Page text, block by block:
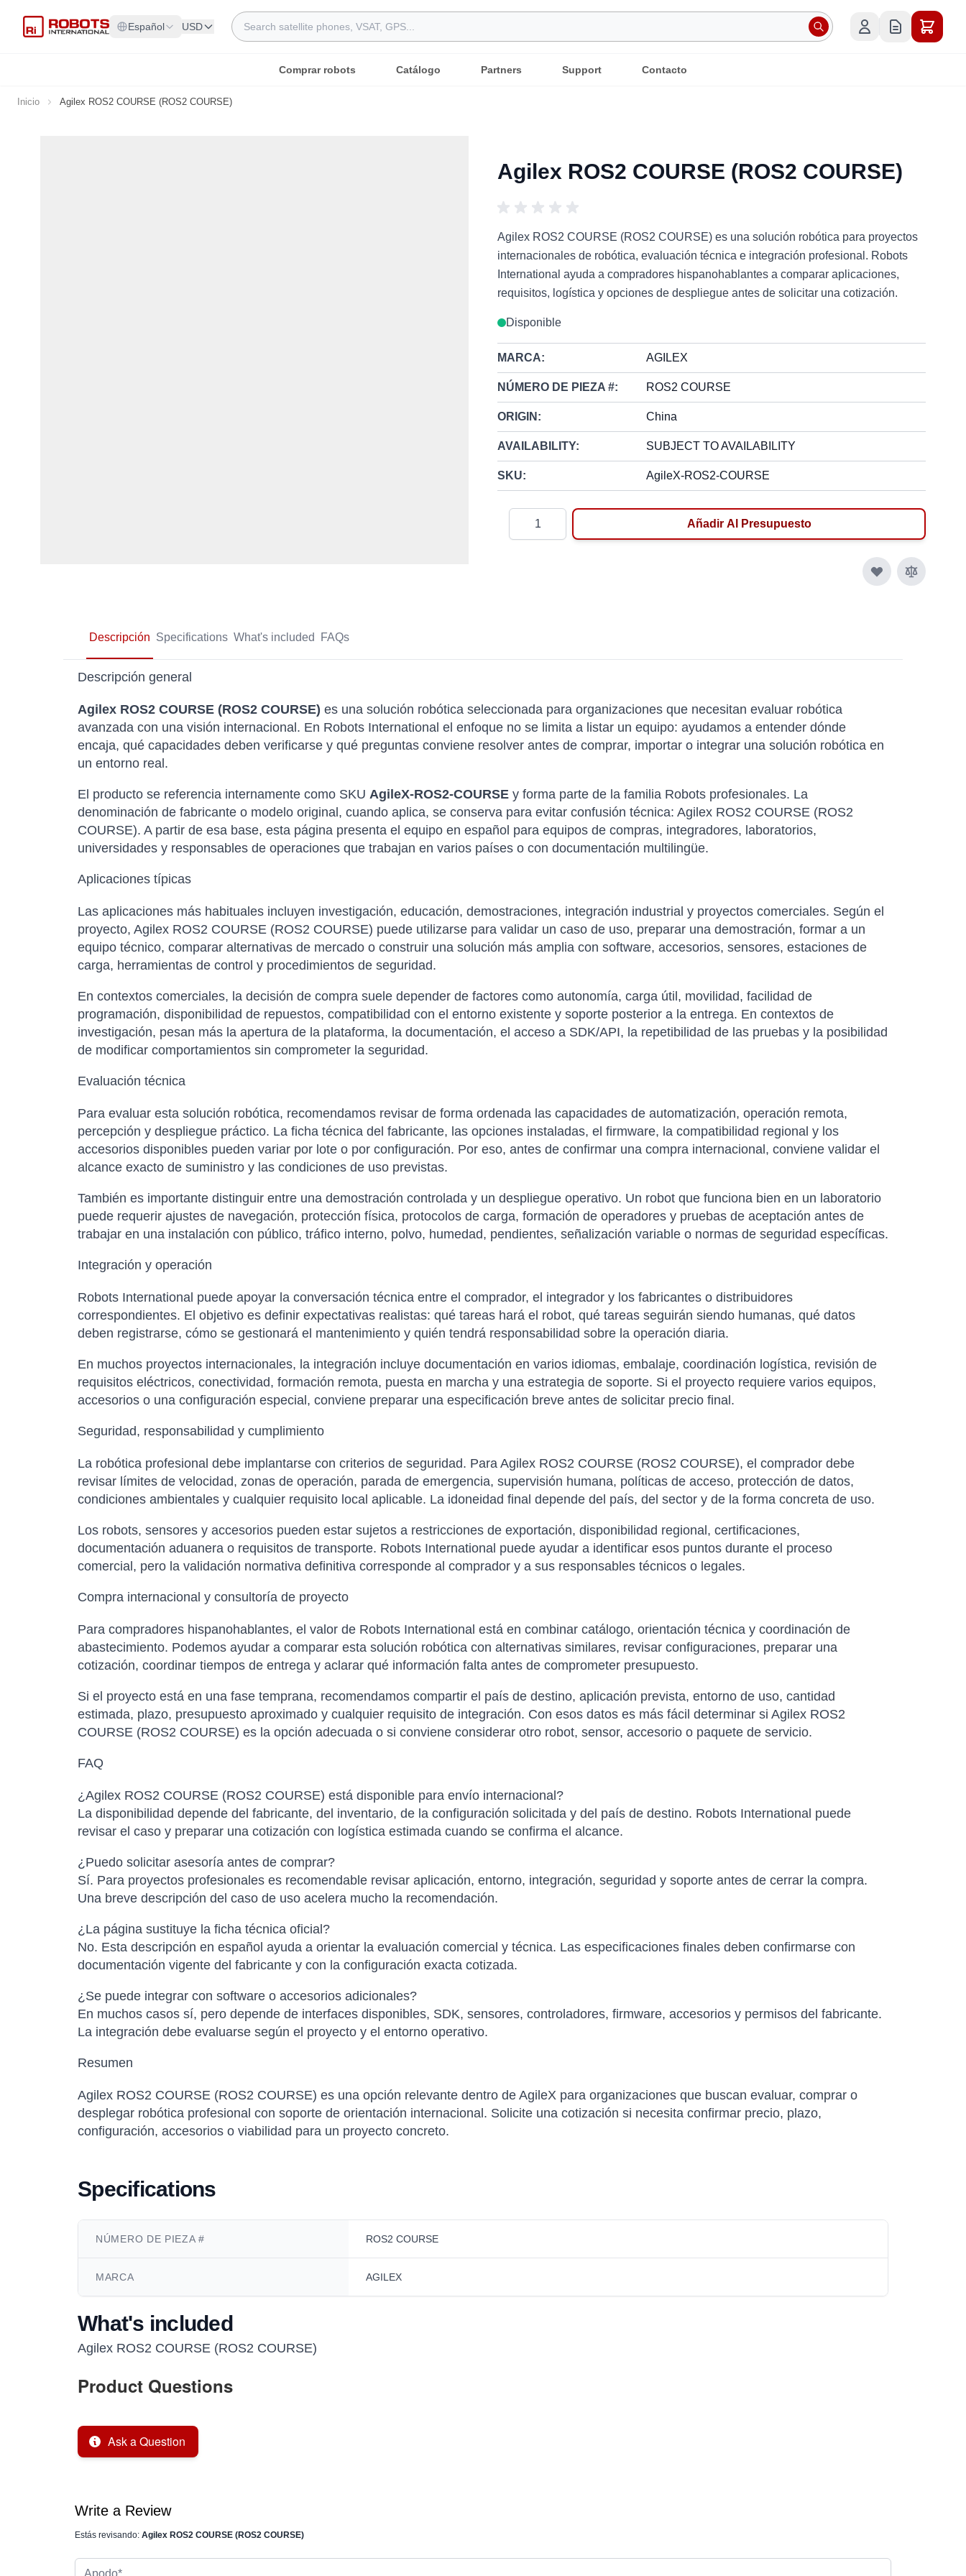
Español USD
Search
Comprar robots Catálogo Partners Support Contacto
Inicio Agilex ROS2 COURSE (ROS2 COURSE)
Agilex ROS2 COURSE (ROS2 COURSE)
Agilex ROS2 COURSE (ROS2 COURSE) es una solución robótica para proyectos
internacionales de robótica, evaluación técnica e integración profesional. Robots
International ayuda a compradores hispanohablantes a comparar aplicaciones,
requisitos, logística y opciones de despliegue antes de solicitar una cotización.
Disponible
MARCA: AGILEX
NÚMERO DE PIEZA #: ROS2 COURSE
ORIGIN: China
AVAILABILITY: SUBJECT TO AVAILABILITY
SKU: AgileX-ROS2-COURSE
Añadir Al Presupuesto
Descripción Specifications What's included FAQs
Descripción general
Agilex ROS2 COURSE (ROS2 COURSE) es una solución robótica seleccionada para organizaciones que necesitan evaluar robótica
avanzada con una visión internacional. En Robots International el enfoque no se limita a listar un equipo: ayudamos a entender dónde
encaja, qué capacidades deben verificarse y qué preguntas conviene resolver antes de comprar, importar o integrar una solución robótica en
un entorno real.
El producto se referencia internamente como SKU AgileX-ROS2-COURSE y forma parte de la familia Robots profesionales. La
denominación de fabricante o modelo original, cuando aplica, se conserva para evitar confusión técnica: Agilex ROS2 COURSE (ROS2
COURSE). A partir de esa base, esta página presenta el equipo en español para equipos de compras, integradores, laboratorios,
universidades y responsables de operaciones que trabajan en varios países o con documentación multilingüe.
Aplicaciones típicas
Las aplicaciones más habituales incluyen investigación, educación, demostraciones, integración industrial y proyectos comerciales. Según el
proyecto, Agilex ROS2 COURSE (ROS2 COURSE) puede utilizarse para validar un caso de uso, preparar una demostración, formar a un
equipo técnico, comparar alternativas de mercado o construir una solución más amplia con software, accesorios, sensores, estaciones de
carga, herramientas de control y procedimientos de seguridad.
En contextos comerciales, la decisión de compra suele depender de factores como autonomía, carga útil, movilidad, facilidad de
programación, disponibilidad de repuestos, compatibilidad con el entorno existente y soporte posterior a la entrega. En contextos de
investigación, pesan más la apertura de la plataforma, la documentación, el acceso a SDK/API, la repetibilidad de las pruebas y la posibilidad
de modificar comportamientos sin comprometer la seguridad.
Evaluación técnica
Para evaluar esta solución robótica, recomendamos revisar de forma ordenada las capacidades de automatización, operación remota,
percepción y despliegue práctico. La ficha técnica del fabricante, las opciones instaladas, el firmware, la compatibilidad regional y los
accesorios disponibles pueden variar por lote o por configuración. Por eso, antes de confirmar una compra internacional, conviene validar el
alcance exacto de suministro y las condiciones de uso previstas.
También es importante distinguir entre una demostración controlada y un despliegue operativo. Un robot que funciona bien en un laboratorio
puede requerir ajustes de navegación, protección física, protocolos de carga, formación de operadores y pruebas de aceptación antes de
trabajar en una instalación con público, tráfico interno, polvo, humedad, pendientes, señalización variable o normas de seguridad específicas.
Integración y operación
Robots International puede apoyar la conversación técnica entre el comprador, el integrador y los fabricantes o distribuidores
correspondientes. El objetivo es definir expectativas realistas: qué tareas hará el robot, qué tareas seguirán siendo humanas, qué datos
deben registrarse, cómo se gestionará el mantenimiento y quién tendrá responsabilidad sobre la operación diaria.
En muchos proyectos internacionales, la integración incluye documentación en varios idiomas, embalaje, coordinación logística, revisión de
requisitos eléctricos, conectividad, formación remota, puesta en marcha y una estrategia de soporte. Si el proyecto requiere varios equipos,
accesorios o una configuración especial, conviene preparar una especificación breve antes de solicitar precio final.
Seguridad, responsabilidad y cumplimiento
La robótica profesional debe implantarse con criterios de seguridad. Para Agilex ROS2 COURSE (ROS2 COURSE), el comprador debe
revisar límites de velocidad, zonas de operación, parada de emergencia, supervisión humana, políticas de acceso, protección de datos,
condiciones ambientales y cualquier requisito local aplicable. La idoneidad final depende del país, del sector y de la forma concreta de uso.
Los robots, sensores y accesorios pueden estar sujetos a restricciones de exportación, disponibilidad regional, certificaciones,
documentación aduanera o requisitos de transporte. Robots International puede ayudar a identificar esos puntos durante el proceso
comercial, pero la validación normativa definitiva corresponde al comprador y a sus responsables técnicos o legales.
Compra internacional y consultoría de proyecto
Para compradores hispanohablantes, el valor de Robots International está en combinar catálogo, orientación técnica y coordinación de
abastecimiento. Podemos ayudar a comparar esta solución robótica con alternativas similares, revisar configuraciones, preparar una
cotización, coordinar tiempos de entrega y aclarar qué información falta antes de comprometer presupuesto.
Si el proyecto está en una fase temprana, recomendamos compartir el país de destino, aplicación prevista, entorno de uso, cantidad
estimada, plazo, presupuesto aproximado y cualquier requisito de integración. Con esos datos es más fácil determinar si Agilex ROS2
COURSE (ROS2 COURSE) es la opción adecuada o si conviene considerar otro robot, sensor, accesorio o paquete de servicio.
FAQ
¿Agilex ROS2 COURSE (ROS2 COURSE) está disponible para envío internacional?
La disponibilidad depende del fabricante, del inventario, de la configuración solicitada y del país de destino. Robots International puede
revisar el caso y preparar una cotización con logística estimada cuando se confirma el alcance.
¿Puedo solicitar asesoría antes de comprar?
Sí. Para proyectos profesionales es recomendable revisar aplicación, entorno, integración, seguridad y soporte antes de cerrar la compra.
Una breve descripción del caso de uso acelera mucho la recomendación.
¿La página sustituye la ficha técnica oficial?
No. Esta descripción en español ayuda a orientar la evaluación comercial y técnica. Las especificaciones finales deben confirmarse con
documentación vigente del fabricante y con la configuración exacta cotizada.
¿Se puede integrar con software o accesorios adicionales?
En muchos casos sí, pero depende de interfaces disponibles, SDK, sensores, controladores, firmware, accesorios y permisos del fabricante.
La integración debe evaluarse según el proyecto y el entorno operativo.
Resumen
Agilex ROS2 COURSE (ROS2 COURSE) es una opción relevante dentro de AgileX para organizaciones que buscan evaluar, comprar o
desplegar robótica profesional con soporte de orientación internacional. Solicite una cotización si necesita confirmar precio, plazo,
configuración, accesorios o viabilidad para un proyecto concreto.
Specifications
NÚMERO DE PIEZA # ROS2 COURSE
MARCA AGILEX
What's included
Agilex ROS2 COURSE (ROS2 COURSE)
Product Questions
Ask a Question
Write a Review
Estás revisando: Agilex ROS2 COURSE (ROS2 COURSE)